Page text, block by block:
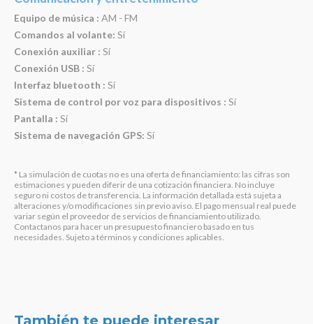
Equipo de música : AM - FM
Comandos al volante: Sí
Conexión auxiliar : Sí
Conexión USB : Sí
Interfaz bluetooth : Sí
Sistema de control por voz para dispositivos : Sí
Pantalla : Sí
Sistema de navegación GPS: Sí
* La simulación de cuotas no es una oferta de financiamiento: las cifras son
estimaciones y pueden diferir de una cotización financiera. No incluye
seguro ni costos de transferencia. La información detallada está sujeta a
alteraciones y/o modificaciones sin previo aviso. El pago mensual real puede
variar según el proveedor de servicios de financiamiento utilizado.
Contactanos para hacer un presupuesto financiero basado en tus
necesidades. Sujeto a términos y condiciones aplicables.
También te puede interesar